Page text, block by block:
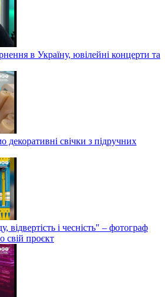
в Україну, ювілейні концерти та
декоративні свічки з підручних
відвертість і чесність" – фотограф
свій проєкт